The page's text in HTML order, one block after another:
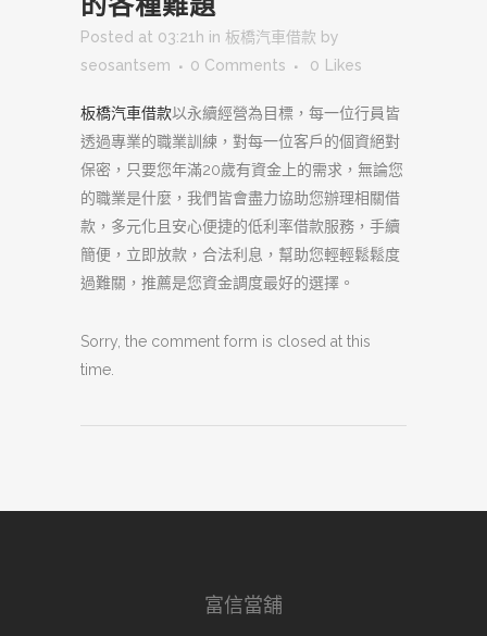
Posted at 03:21h in 板橋汽車借款 by
seosantsem
0 Comments 0 Likes
板橋汽車借款以永續經營為目標，每一位行員皆
透過專業的職業訓練，對每一位客戶的個資絕對
保密，只要您年滿20歲有資金上的需求，無論您
的職業是什麼，我們皆會盡力協助您辦理相關借
款，多元化且安心便捷的低利率借款服務，手續
簡便，立即放款，合法利息，幫助您輕輕鬆鬆度
過難關，推薦是您資金調度最好的選擇。
Sorry, the comment form is closed at this
time.
富信當舖